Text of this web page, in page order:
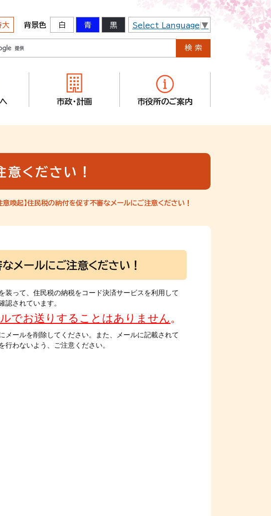
大 背景色 白 青 黒 Select Language ▼
市政・計画 市役所のご案内
意ください！
意喚起】住民税の納付を促す不審なメールにご注意ください！
メールにご注意ください！
って、住民税の納税をコード決済サービスを利用して
されています。
でお送りすることはありません。
ールを削除してください。また、メールに記載されて
わないよう、ご注意ください。